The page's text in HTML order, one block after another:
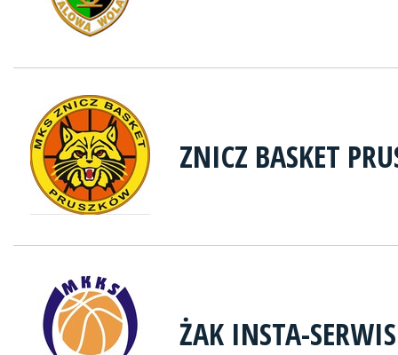
ZNICZ BASKET
ŻAK INSTA-